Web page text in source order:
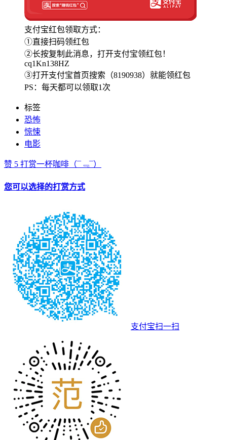
支付宝红包领取方式：
①直接扫码领红包
②长按复制此消息，打开支付宝领红包！
cq1Kn138HZ
③打开支付宝首页搜索（8190938）就能领红包
PS：每天都可以领取1次
标签
恐怖
惊悚
电影
赞 5 打赏一杯咖啡 （¯﹃¯）
您可以选择的打赏方式
支付宝扫一扫